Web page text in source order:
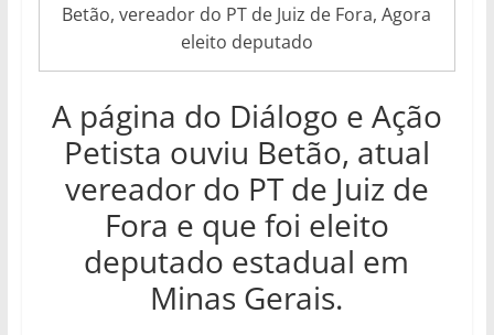
Betão, vereador do PT de Juiz de Fora, Agora
eleito deputado
A página do Diálogo e Ação
Petista ouviu Betão, atual
vereador do PT de Juiz de
Fora e que foi eleito
deputado estadual em
Minas Gerais.